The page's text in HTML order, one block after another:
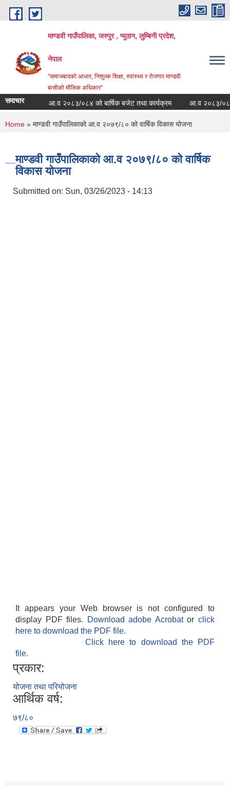
Skip to main content
माण्डवी गाउँपालिका, जस्पुर , प्यूठान, लुम्बिनी प्रदेश,
नेपाल
"समाजबादको आधार, निशुल्क शिक्षा, स्वास्थ्य र रोजगार माण्डवी
बासीको मौलिक अधिकार"
समाचार आ.व २०८३/०८४ को बार्षिक बजेट तथा कार्यक्रम आ.व २०८३/०८४
You are here
Home » माण्डवी गाउँपालिकाको आ.व २०७९/८० को वार्षिक विकास योजना
माण्डवी गाउँपालिकाको आ.व २०७९/८० को वार्षिक
विकास योजना
Submitted on: Sun, 03/26/2023 - 14:13
It appears your Web browser is not configured to
display PDF files.
Download adobe Acrobatorclick
here to download the PDF file.
Click here to download the PDF
file.
प्रकार:
योजना तथा परियोजना
आर्थिक वर्ष:
७९/८०